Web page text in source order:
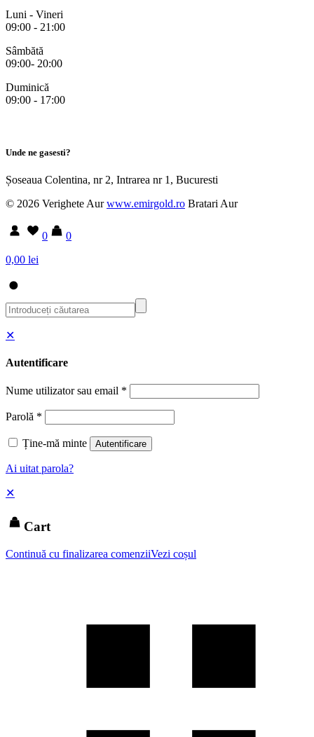
Luni - Vineri
09:00 - 21:00
Sâmbătă
09:00- 20:00
Duminică
09:00 - 17:00
Unde ne gasesti?
Șoseaua Colentina, nr 2, Intrarea nr 1, Bucuresti
© 2026 Verighete Aurwww.emirgold.ro Bratari Aur
0
0
0,00 lei
✕
Autentificare
Nume utilizator sau email *
Parolă *
Ține-mă minte Autentificare
Ai uitat parola?
✕
Cart
Continuă cu finalizarea comenziiVezi coșul